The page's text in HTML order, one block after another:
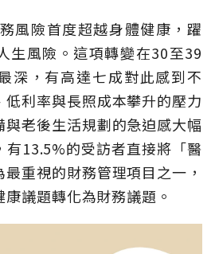
風險首度超越身體健康，躍
生風險。這項轉變在30至39
深，有高達七成對此感到不
利率與長照成本攀升的壓力
老後生活規劃的急迫感大幅
有13.5%的受訪者直接將「醫
重視的財務管理項目之一，
議題轉化為財務議題。